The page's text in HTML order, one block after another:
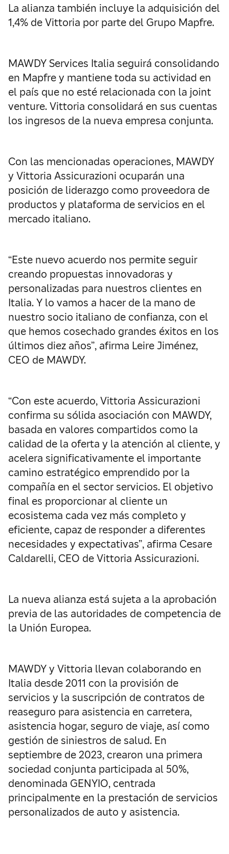
La alianza también incluye la adquisición del
1,4% de Vittoria por parte del Grupo Mapfre.
MAWDY Services Italia seguirá consolidando
en Mapfre y mantiene toda su actividad en
el país que no esté relacionada con la joint
venture. Vittoria consolidará en sus cuentas
los ingresos de la nueva empresa conjunta.
Con las mencionadas operaciones, MAWDY
y Vittoria Assicurazioni ocuparán una
posición de liderazgo como proveedora de
productos y plataforma de servicios en el
mercado italiano.
“Este nuevo acuerdo nos permite seguir
creando propuestas innovadoras y
personalizadas para nuestros clientes en
Italia. Y lo vamos a hacer de la mano de
nuestro socio italiano de confianza, con el
que hemos cosechado grandes éxitos en los
últimos diez años”, afirma Leire Jiménez,
CEO de MAWDY.
“Con este acuerdo, Vittoria Assicurazioni
confirma su sólida asociación con MAWDY,
basada en valores compartidos como la
calidad de la oferta y la atención al cliente, y
acelera significativamente el importante
camino estratégico emprendido por la
compañía en el sector servicios. El objetivo
final es proporcionar al cliente un
ecosistema cada vez más completo y
eficiente, capaz de responder a diferentes
necesidades y expectativas”, afirma Cesare
Caldarelli, CEO de Vittoria Assicurazioni.
La nueva alianza está sujeta a la aprobación
previa de las autoridades de competencia de
la Unión Europea.
MAWDY y Vittoria llevan colaborando en
Italia desde 2011 con la provisión de
servicios y la suscripción de contratos de
reaseguro para asistencia en carretera,
asistencia hogar, seguro de viaje, así como
gestión de siniestros de salud. En
septiembre de 2023, crearon una primera
sociedad conjunta participada al 50%,
denominada GENYIO, centrada
principalmente en la prestación de servicios
personalizados de auto y asistencia.